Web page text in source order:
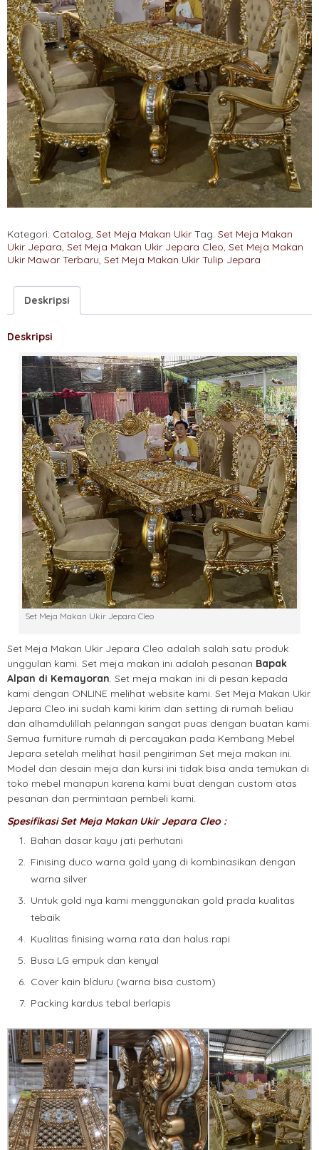
Kategori: Catalog, Set Meja Makan Ukir Tag: Set Meja Makan
Ukir Jepara, Set Meja Makan Ukir Jepara Cleo, Set Meja Makan
Ukir Mawar Terbaru, Set Meja Makan Ukir Tulip Jepara
Deskripsi
Deskripsi
Set Meja Makan Ukir Jepara Cleo
Set Meja Makan Ukir Jepara Cleo adalah salah satu produk
unggulan kami. Set meja makan ini adalah pesanan Bapak
Alpan di Kemayoran. Set meja makan ini di pesan kepada
kami dengan ONLINE melihat website kami. Set Meja Makan Ukir
Jepara Cleo ini sudah kami kirim dan setting di rumah beliau
dan alhamdulillah pelanngan sangat puas dengan buatan kami.
Semua furniture rumah di percayakan pada Kembang Mebel
Jepara setelah melihat hasil pengiriman Set meja makan ini.
Model dan desain meja dan kursi ini tidak bisa anda temukan di
toko mebel manapun karena kami buat dengan custom atas
pesanan dan permintaan pembeli kami.
Spesifikasi Set Meja Makan Ukir Jepara Cleo :
Bahan dasar kayu jati perhutani
Finising duco warna gold yang di kombinasikan dengan
warna silver
Untuk gold nya kami menggunakan gold prada kualitas
tebaik
Kualitas finising warna rata dan halus rapi
Busa LG empuk dan kenyal
Cover kain blduru (warna bisa custom)
Packing kardus tebal berlapis